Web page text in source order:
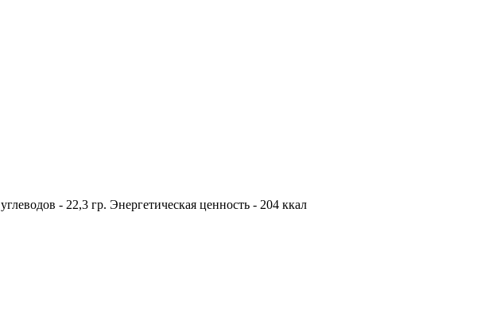
- 22,3 гр. Энергетическая ценность - 204 ккал